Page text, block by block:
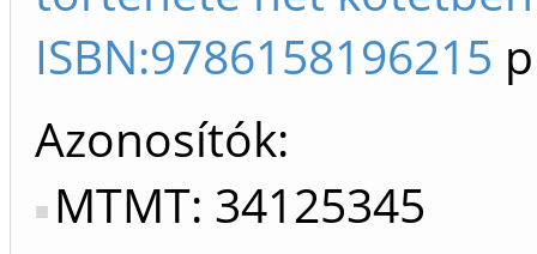
ISBN:9786158196215
Azonosítók
MTMT: 34125345